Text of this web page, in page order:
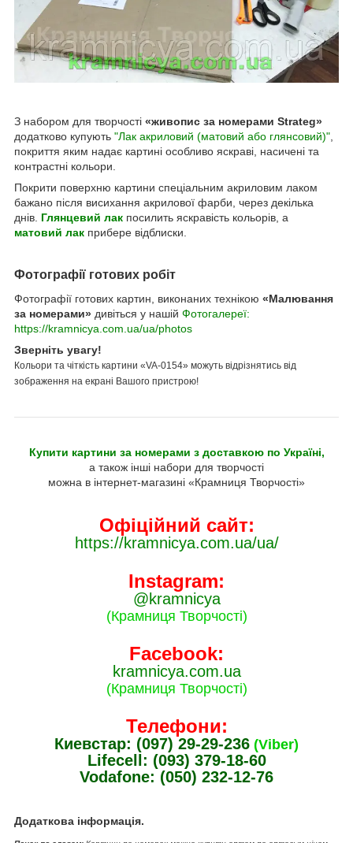
З набором для творчості «живопис за номерами Strateg»
додатково купують "Лак акриловий (матовий або глянсовий)"
покриття яким надає картині особливо яскраві, насичені та
контрастні кольори.
Покрити поверхню картини спеціальним акриловим лаком
бажано після висихання акрилової фарби, через декілька
днів. Глянцевий лак посилить яскравість кольорів, а
матовий лак прибере відблиски.
Фотографії готових робіт
Фотографії готових картин, виконаних технікою «Малювання
за номерами» дивіться у нашій Фотогалереї:
https://kramnicya.com.ua/ua/photos
Зверніть увагу!
Кольори та чіткість картини «VA-0154» можуть відрізнятись від
зображення на екрані Вашого пристрою!
Купити картини за номерами з доставкою по Україні,
а також інші набори для творчості
можна в інтернет-магазині «Крамниця Творчості»
Офіційний сайт:
https://kramnicya.com.ua/ua/
Instagram:
@kramnicya
(Крамниця Творчості)
Facebook:
kramnicya.com.ua
(Крамниця Творчості)
Телефони:
Киевстар: (097) 29-29-236 (Viber)
Lifecell: (093) 379-18-60
Vodafone: (050) 232-12-76
Додаткова інформація.